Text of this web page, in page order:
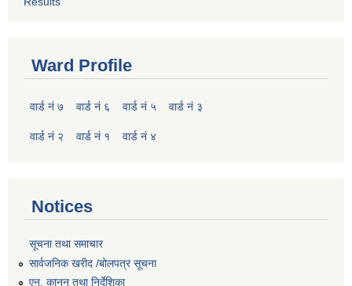
Ward Profile
वार्ड नं ७ वार्ड नं ६ वार्ड नं ५ वार्ड नं ३
वार्ड नं २ वार्ड नं १ वार्ड नं ४
Notices
सूचना तथा समाचार
सार्वजनिक खरीद /बोलपत्र सूचना
एन, कानुन तथा निर्देशिका